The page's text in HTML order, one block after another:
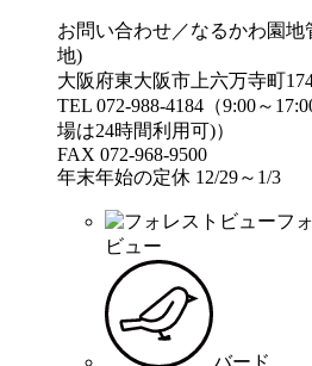
お問い合わせ／なるかわ園地
地)
大阪府東大阪市上六万寺町
TEL 072-988-4184（9:00～
場は24時間利用可)）
FAX 072-968-9500
年末年始の定休 12/29～1/3
フ
ビュー